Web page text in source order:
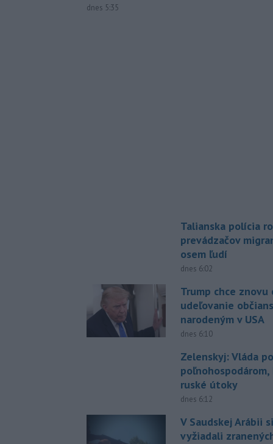
dnes 5:35
Talianska polícia
prevádzačov
osem ľudí
dnes 6:02
Trump chce
udeľovanie
narodeným v USA
dnes 6:10
Zelenskyj: Vláda
ruské útoky
dnes 6:12
V Saudskej Arábii
vyžiadali